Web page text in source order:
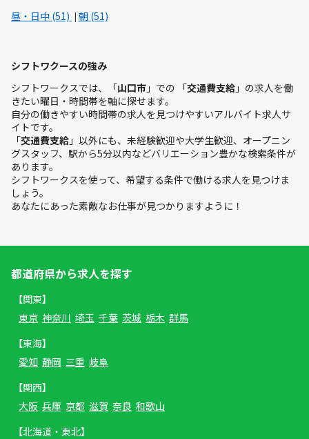
昼・日中 (51) 朝 (51)
シフトワクースの強み
シフトワークスでは、「山口市 」での 「交通費支給 」の求人を働
きたい曜日・時間帯を軸に探せます。
自分の働きやすい時間帯の求人を見つけやすいアルバイト求人サ
イトです。
「交通費支給 」以外にも、未経験歓迎や大学生歓迎、オープニン
グスタッフ、駅から5分以内などバリエーション豊かな検索条件が
あります。
シフトワークスを使って、希望する条件で働ける求人を見つけま
しょう。
あなたにあった素敵なお仕事が見つかりますように！
都道府県から求人を探す
【関東】
東京 神奈川 埼玉 千葉 茨城 栃木 群馬
【東海】
愛知 静岡 三重 岐阜
【関西】
大阪 兵庫 京都 滋賀 奈良 和歌山
【北海道・東北】